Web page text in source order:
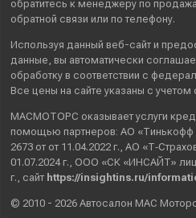
обратитесь к менеджеру по
обратной связи или по телефону.
Используя данный веб-сайт и
данные , вы автоматически
обработку в соответствии с
Все цены на сайте указаны с учетом
МАСМОТОРС оказывает услуги
помощью партнеров: АО
2673 от от 11.04.2022 г., АО
01.07.2024 г., ООО «СК «ИНСАЙТ»
г., сайт https://insightins.ru/
© 2010 - 2026 Автосалон МАС